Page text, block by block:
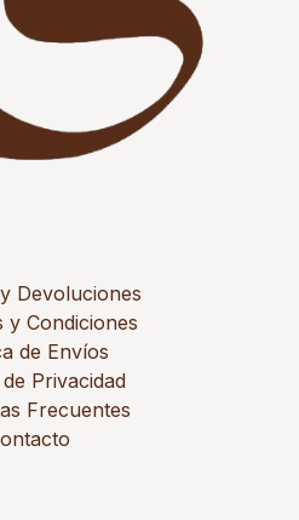
Devoluciones
y Condiciones
de Envíos
Privacidad
Frecuentes